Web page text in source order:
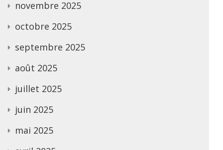
novembre 2025
octobre 2025
septembre 2025
août 2025
juillet 2025
juin 2025
mai 2025